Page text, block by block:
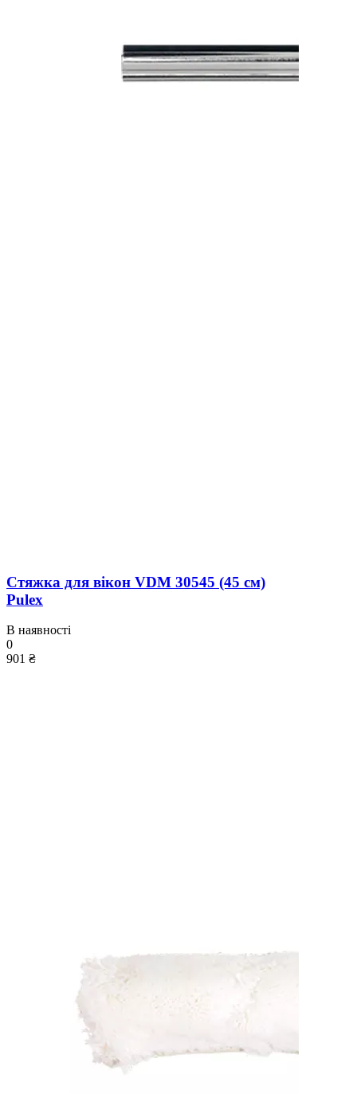
Стяжка для вікон VDM 30545 (45 см)
Pulex
В наявності
0
901 ₴